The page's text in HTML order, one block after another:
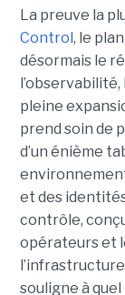
La preuve la
Control, le
désormais le
pleine
prend soin de
d’un énième
et des
contrôle,
opérateurs et
souligne à quel